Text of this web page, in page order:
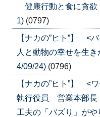
健康行動と食に貪欲
1) (0797)
【ナカの”ヒト”】 <
人と動物の幸せを生
4/09/24) (0796)
【ナカの”ヒト”】 <
執行役員 営業本部
工夫の「バズり」が